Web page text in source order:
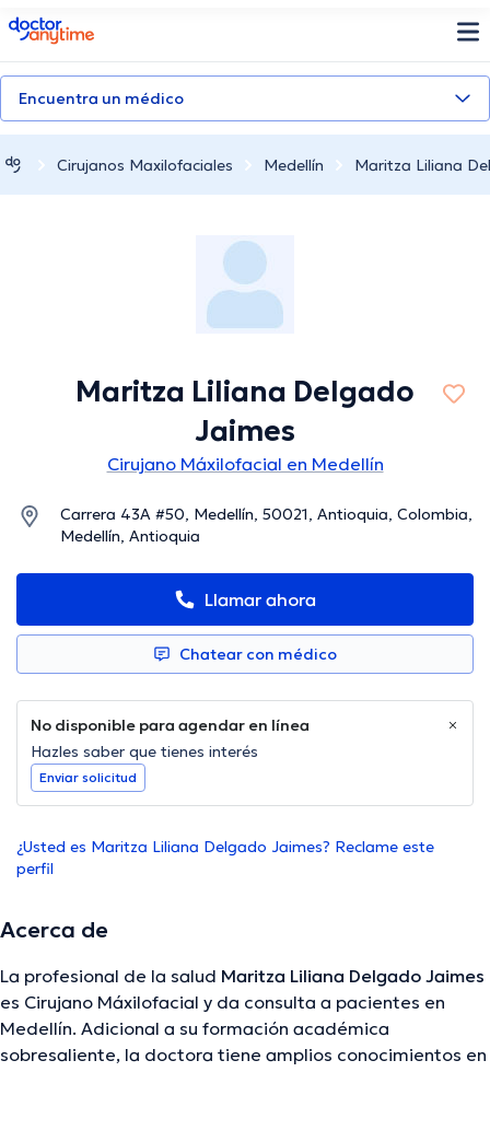
doctoranytime
Encuentra un médico
Cirujanos Maxilofaciales Medellín Maritza Liliana
Maritza Liliana Delgado
Jaimes
Cirujano Máxilofacial en Medellín
Carrera 43A #50, Medellín, 50021, Antioquia, Colombia,
Medellín, Antioquia
Llamar ahora
Chatear con médico
No disponible para agendar en línea
Hazles saber que tienes interés
Enviar solicitud
¿Usted es Maritza Liliana Delgado Jaimes? Reclame este
perfil
Acerca de
La profesional de la salud Maritza Liliana Delgado Jaimes
es Cirujano Máxilofacial y da consulta a pacientes en
Medellín. Adicional a su formación académica
sobresaliente, la doctora tiene amplios conocimientos en